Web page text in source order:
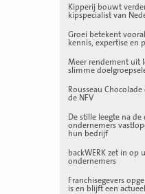
Kipperij bouwt
kipspecialist van
Groei betekent
kennis, expertise en
Meer rendement uit
slimme
Rousseau
de NFV
De stille leegte na
ondernemers
hun bedrijf
backWERK zet in
ondernemers
Franchisegevers
is en blijft een